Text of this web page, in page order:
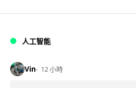
人工智能
Vin 12 小時